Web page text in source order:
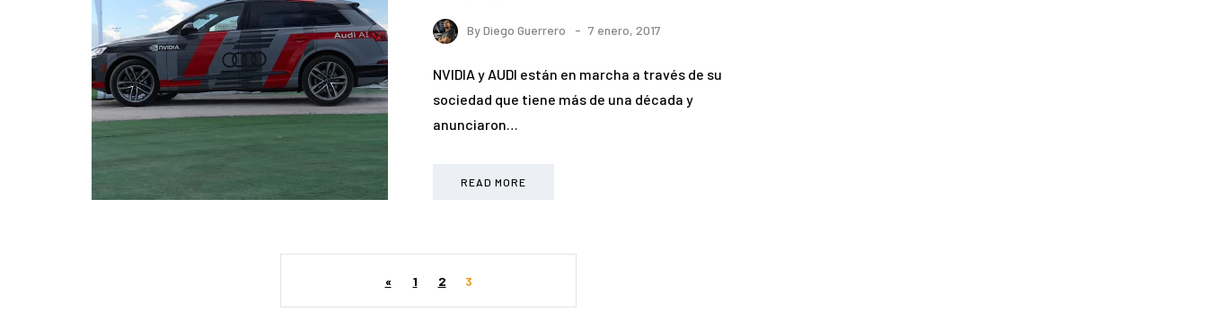
ByDiego Guerrero 7 enero, 2017
NVIDIA y AUDI están en marcha a través de su
sociedad que tiene más de una década y
anunciaron…
READ MORE
« 1 2 3